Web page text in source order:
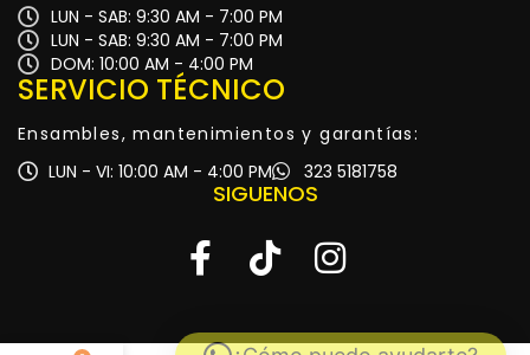
LUN - SAB: 9:30 AM - 7:00 PM
LUN - SAB: 9:30 AM - 7:00 PM
DOM: 10:00 AM - 4:00 PM
SERVICIO TÉCNICO
Ensambles, mantenimientos y garantías:
LUN - VI: 10:00 AM - 4:00 PM
323 5181758
SIGUENOS